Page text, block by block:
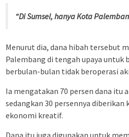
“Di Sumsel, hanya Kota
Menurut dia, dana hibah tersebut
Palembang di tengah upaya
berbulan-bulan tidak beroperasi
Ia mengatakan 70 persen dana itu
sedangkan 30 persennya
ekonomi kreatif.